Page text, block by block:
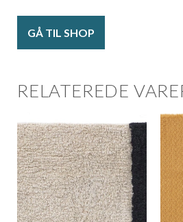
GÅ TIL SHOP
RELATEREDE